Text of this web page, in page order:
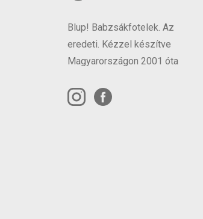
Blup! Babzsákfotelek. Az
eredeti. Kézzel készítve
Magyarországon 2001 óta